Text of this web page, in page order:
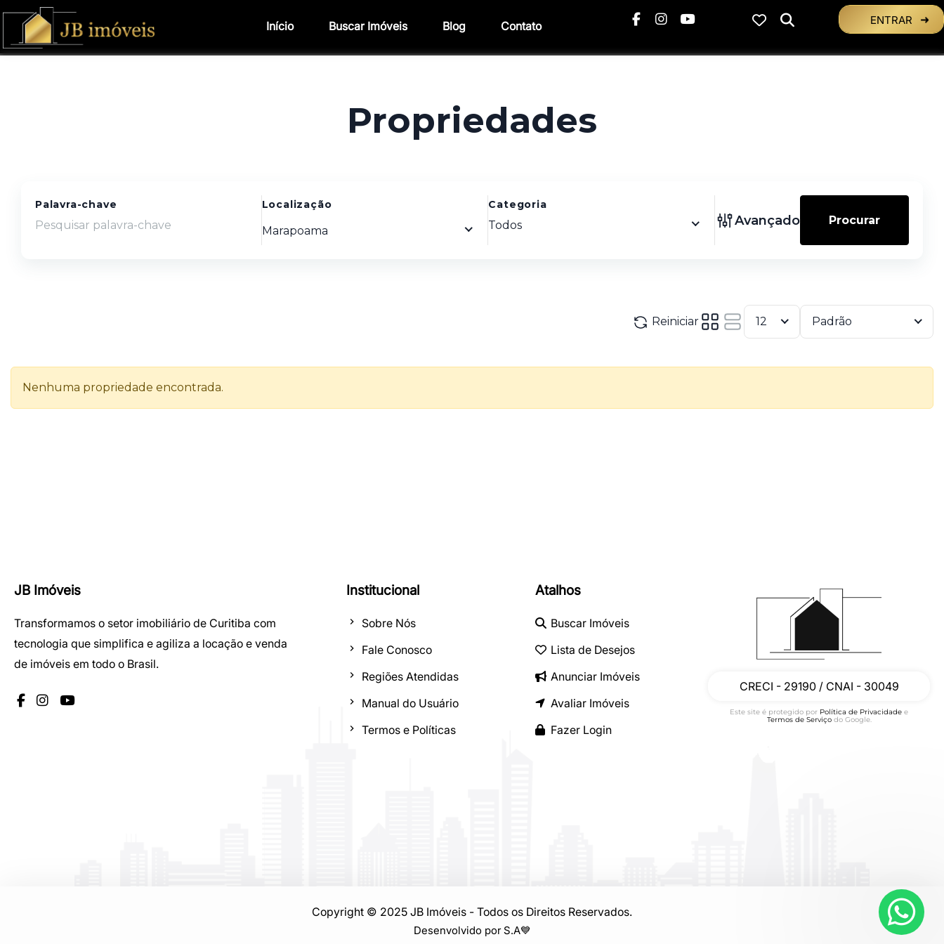
JB Imóveis
Transformamos o setor imobiliário de Curitiba com
tecnologia que simplifica e agiliza a locação e venda
de imóveis em todo o Brasil.
Institucional
Sobre Nós
Fale Conosco
Regiões Atendidas
Manual do Usuário
Termos e Políticas
Atalhos
Buscar Imóveis
Lista de Desejos
Anunciar Imóveis
Avaliar Imóveis
Fazer Login
CRECI - 29190 / CNAI - 30049
Este site é protegido por Política de Privacidade e
Termos de Serviçodo Google.
Copyright © 2025 JB Imóveis - Todos os Direitos Reservados.
Desenvolvido por S.A💙
Início Buscar Imóveis Blog Contato ENTRAR